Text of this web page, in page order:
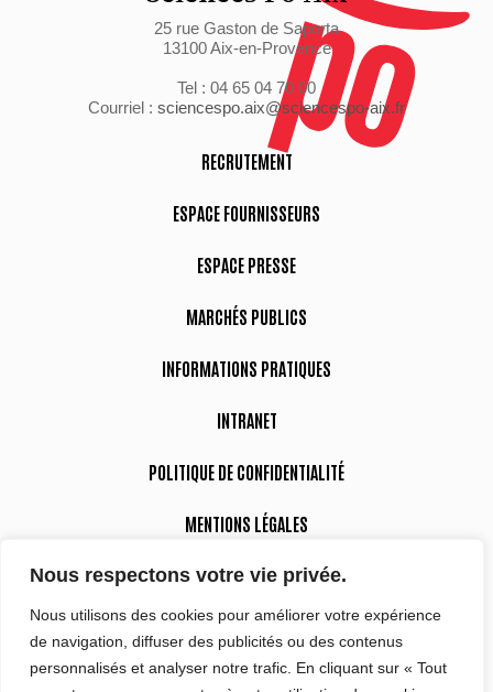
Nous respectons votre vie privée.
Nous utilisons des cookies pour améliorer votre expérience
de navigation, diffuser des publicités ou des contenus
personnalisés et analyser notre trafic. En cliquant sur « Tout
25 rue Gaston de Saporta
13100 Aix-en-Provence
Tel : 04 65 04 70 00
Courriel : sciencespo.aix@sciencespo-aix.fr
RECRUTEMENT
ESPACE FOURNISSEURS
ESPACE PRESSE
MARCHÉS PUBLICS
INFORMATIONS PRATIQUES
INTRANET
POLITIQUE DE CONFIDENTIALITÉ
MENTIONS LÉGALES
DÉCLARATION D’ACCESSIBILITÉ
Suivez-nous